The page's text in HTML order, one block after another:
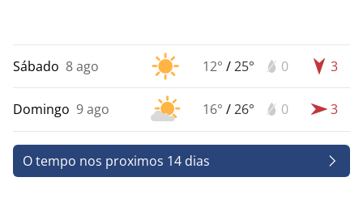
Sábado 8 ago 12° /25° 0 3
Domingo 9 ago 16° /26° 0 3
O tempo nos proximos 14 dias